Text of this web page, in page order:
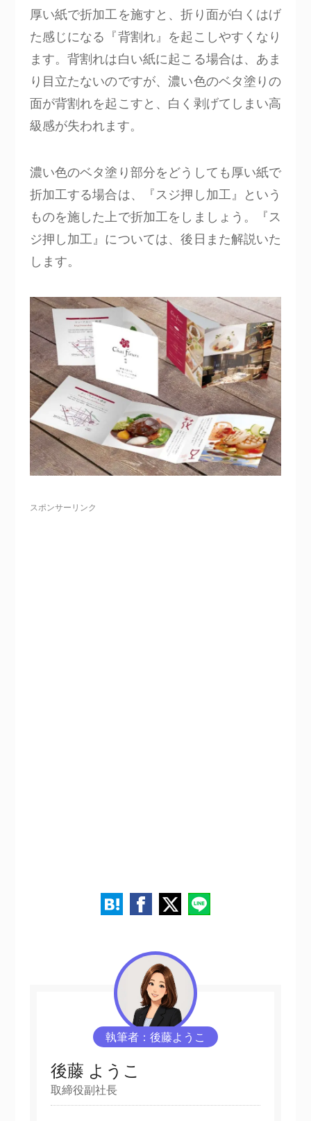
厚い紙で折加工を施すと、折り面が白くはげ
た感じになる『背割れ』を起こしやすくなり
ます。背割れは白い紙に起こる場合は、あま
り目立たないのですが、濃い色のベタ塗りの
面が背割れを起こすと、白く剥げてしまい高
級感が失われます。
濃い色のベタ塗り部分をどうしても厚い紙で
折加工する場合は、『スジ押し加工』という
ものを施した上で折加工をしましょう。『ス
ジ押し加工』については、後日また解説いた
します。
スポンサーリンク
執筆者：後藤ようこ
後藤 ようこ
取締役副社長